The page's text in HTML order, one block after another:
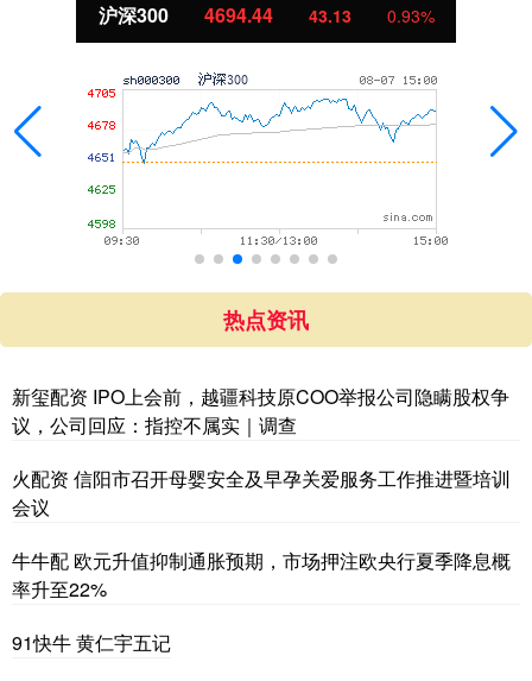
沪深300 4694.44 43.13 0.93%
热点资讯
新玺配资 IPO上会前，越疆科技原COO举报公司隐瞒股权争
议，公司回应：指控不属实｜调查
火配资 信阳市召开母婴安全及早孕关爱服务工作推进暨培训
会议
牛牛配 欧元升值抑制通胀预期，市场押注欧央行夏季降息概
率升至22%
91快牛 黄仁宇五记